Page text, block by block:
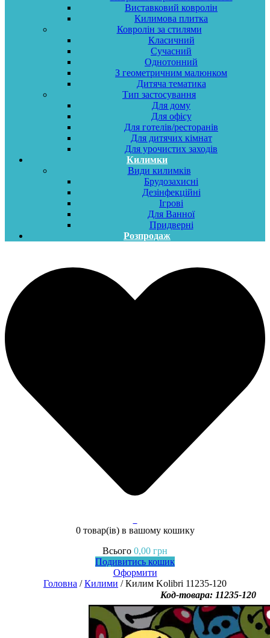
Виставковий ковролін
Килимова плитка
Ковролін за стилями
Класичний
Сучасний
Однотонний
З геометричним малюнком
Дитяча тематика
Тип застосування
Для дому
Для офісу
Для готелів/ресторанів
Для дитячих кімнат
Для урочистих заходів
Килимки
Види килимків
Брудозахисні
Дезінфекційні
Ігрові
Для Ванної
Придверні
Розпродаж
0 товар(ів)в вашому кошику
Всього 0,00 грн
Подивитись кошик
Оформити
Головна /Килими / Килим Kolibri 11235-120
Код-товара: 11235-120